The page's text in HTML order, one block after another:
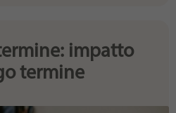
impatto
termine